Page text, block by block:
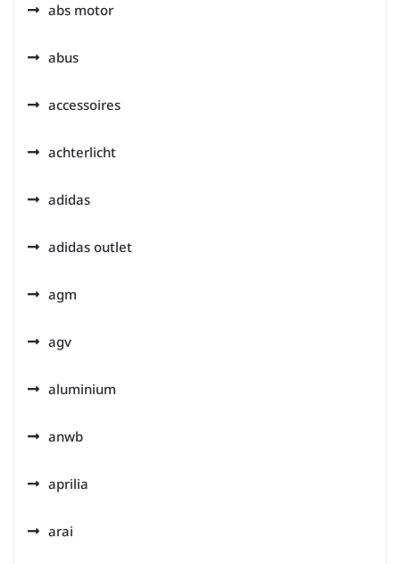
abs motor
abus
accessoires
achterlicht
adidas
adidas outlet
agm
agv
aluminium
anwb
aprilia
arai